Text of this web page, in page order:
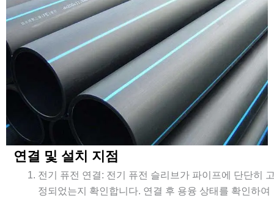
연결 및 설치 지점
전기 퓨전 연결: 전기 퓨전 슬리브가 파이프에 단단히
정되었는지 확인합니다. 연결 후 용융 상태를 확인하여